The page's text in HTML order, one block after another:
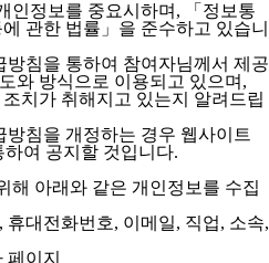
인정보를 중요시하며, 「정보통
관한 법률」을 준수하고 있습니
침을 통하여 참여자님께서 제공
와 방식으로 이용되고 있으며,
치가 취해지고 있는지 알려드립
침을 개정하는 경우 웹사이트
여 공지할 것입니다.
해 아래와 같은 개인정보를 수집
대전화번호, 이메일, 직업, 소속,
이지